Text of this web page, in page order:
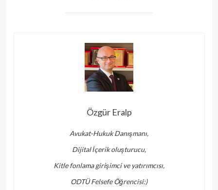
Özgür Eralp
Avukat-Hukuk Danışmanı,
Dijital İçerik oluşturucu,
Kitle fonlama girişimci ve yatırımcısı,
ODTÜ Felsefe Öğrencisi:)